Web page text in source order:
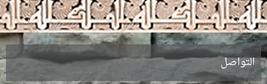
.
التواصل